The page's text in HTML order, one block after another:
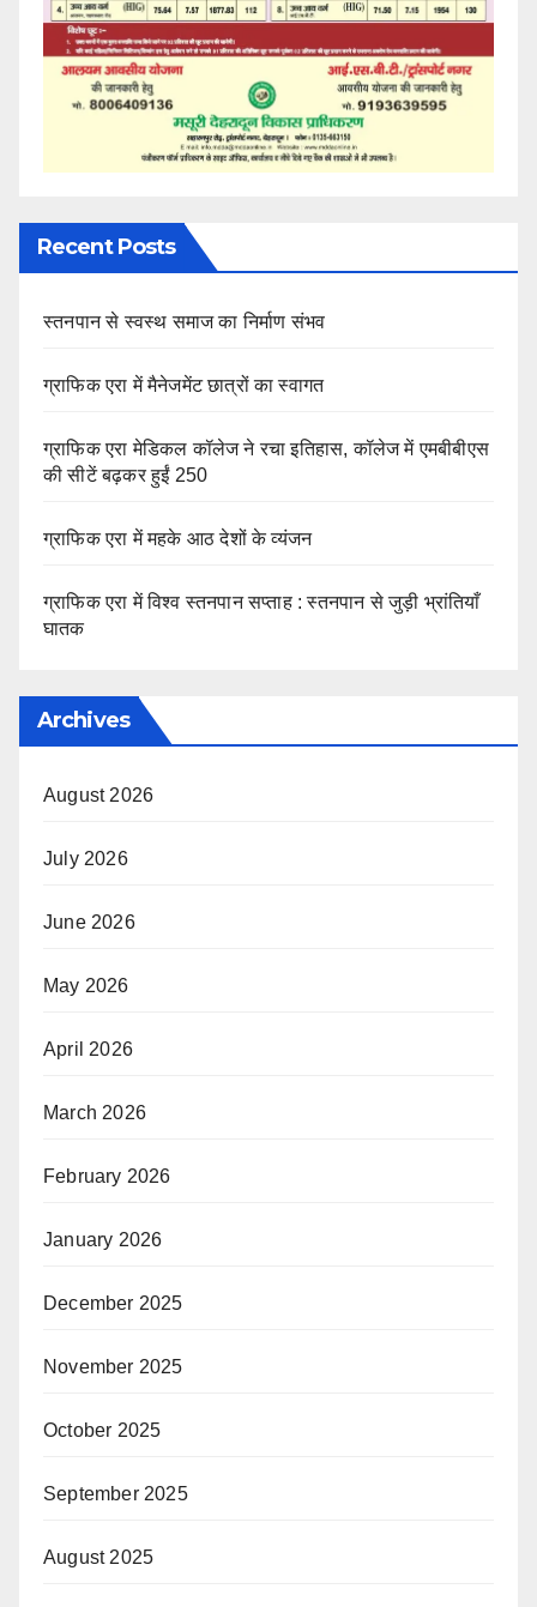
Recent Posts
स्तनपान से स्वस्थ समाज का निर्माण संभव
ग्राफिक एरा में मैनेजमेंट छात्रों का स्वागत
ग्राफिक एरा मेडिकल कॉलेज ने रचा इतिहास, कॉलेज में एमबीबीएस
की सीटें बढ़कर हुईं 250
ग्राफिक एरा में महके आठ देशों के व्यंजन
ग्राफिक एरा में विश्व स्तनपान सप्ताह : स्तनपान से जुड़ी भ्रांतियाँ
घातक
Archives
August 2026
July 2026
June 2026
May 2026
April 2026
March 2026
February 2026
January 2026
December 2025
November 2025
October 2025
September 2025
August 2025